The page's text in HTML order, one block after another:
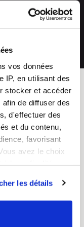
vos données
IP, en utilisant des
stocker et accéder
de diffuser des
d'effectuer des
et du contenu,
favorisant
avez le choix
relative aux
les détails
d'achat & FAQ
Femme
Homme
Enfant
un cadenas TSA